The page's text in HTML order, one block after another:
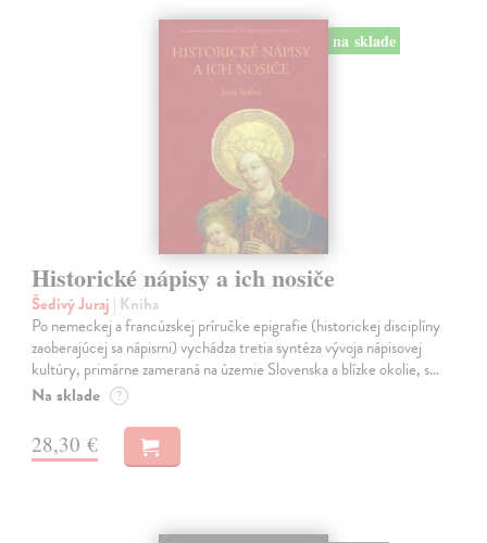
na sklade
Historické nápisy a ich nosiče
Šedivý Juraj | Kniha
Po nemeckej a francúzskej príručke epigrafie (historickej disciplíny
zaoberajúcej sa nápismi) vychádza tretia syntéza vývoja nápisovej
kultúry, primárne zameraná na územie Slovenska a blízke okolie, s…
Na sklade ?
28,30 €